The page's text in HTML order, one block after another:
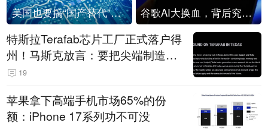
美国也要搞“国产替代”？先算清三笔账 谷歌AI大换血，背后究竟发生了什么？
特斯拉Terafab芯片工厂正式落户得
州！马斯克放言：要把尖端制造带
回美国
19
苹果拿下高端手机市场65%的份
额：iPhone 17系列功不可没